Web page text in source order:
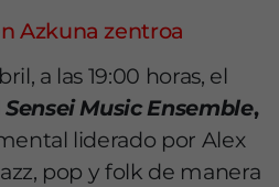
Azkuna zentroa
a las 19:00 horas, el
Sensei Music Ensemble,
liderado por Alex
pop y folk de manera